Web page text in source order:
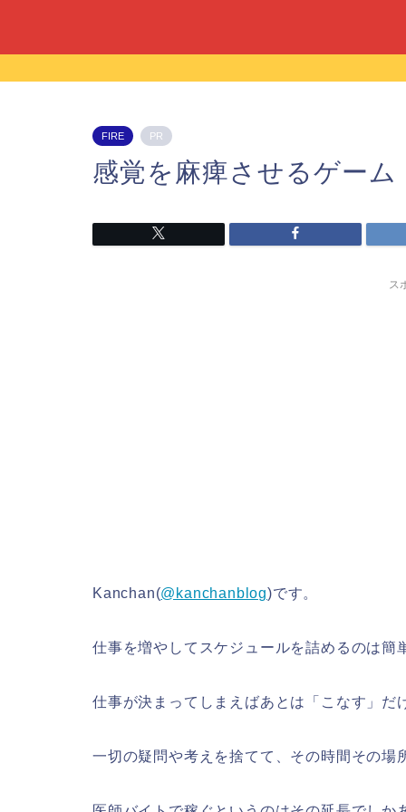
FIRE PR
感覚を麻痺させるゲーム
ス
Kanchan(@kanchanblog)です。
仕事を増やしてスケジュールを詰めるのは簡
仕事が決まってしまえばあとは「こなす」だ
一切の疑問や考えを捨てて、その時間その